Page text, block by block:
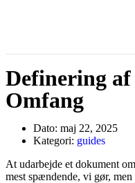
Definering
Omfang
Dato: maj 22, 2025
Kategori: guides
At udarbejde et dokument
mest spændende, vi gør,